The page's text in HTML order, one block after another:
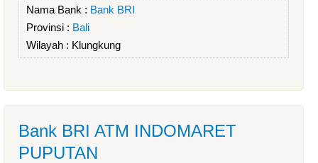
Nama Bank : Bank BRI
Provinsi : Bali
Wilayah : Klungkung
Bank BRI ATM INDOMARET
PUPUTAN